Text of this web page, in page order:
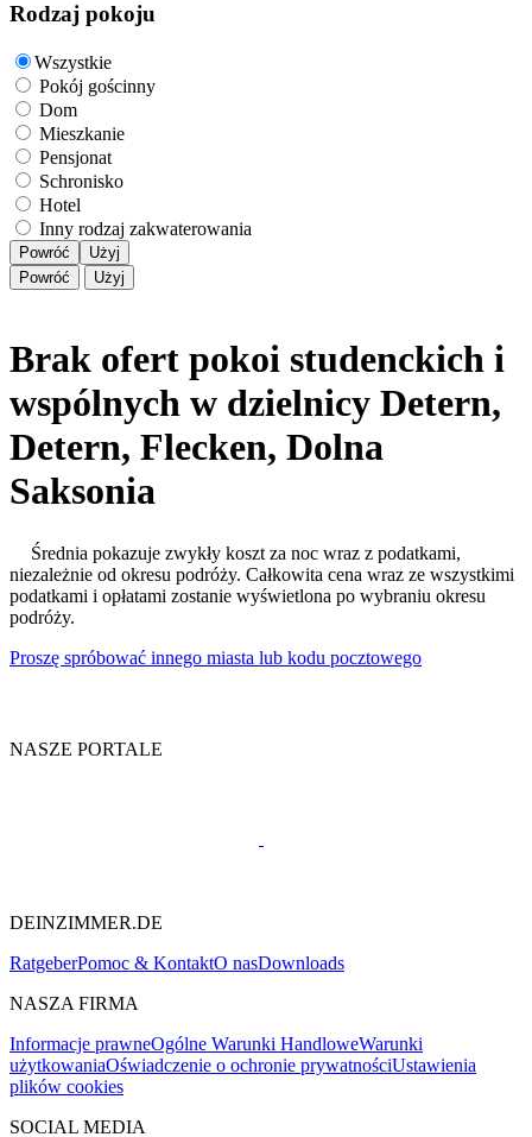
Rodzaj pokoju
Wszystkie
Pokój gościnny
Dom
Mieszkanie
Pensjonat
Schronisko
Hotel
Inny rodzaj zakwaterowania
Powróć
Użyj
Powróć
Użyj
Brak ofert pokoi studenckich i
wspólnych w dzielnicy Detern,
Detern, Flecken, Dolna
Saksonia
Średnia pokazuje zwykły koszt za noc wraz z podatkami,
niezależnie od okresu podróży. Całkowita cena wraz ze wszystkimi
podatkami i opłatami zostanie wyświetlona po wybraniu okresu
podróży.
Proszę spróbować innego miasta lub kodu pocztowego
NASZE PORTALE
DEINZIMMER.DE
RatgeberPomoc & KontaktO nasDownloads
NASZA FIRMA
Informacje prawneOgólne Warunki HandloweWarunki
użytkowaniaOświadczenie o ochronie prywatnościUstawienia
plików cookies
SOCIAL MEDIA